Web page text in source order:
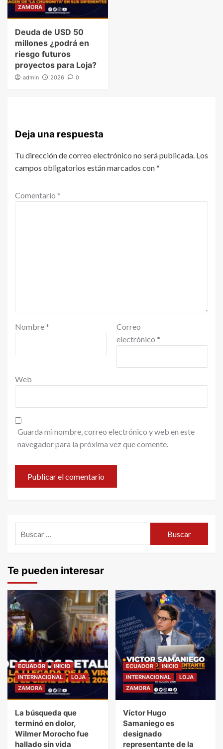
ZAMORA
Deuda de USD 50
millones ¿podrá en
riesgo futuros
proyectos para Loja?
admin 2026 0
Deja una respuesta
Tu dirección de correo electrónico no será publicada. Los
campos obligatorios están marcados con*
Comentario *
Nombre *
Correo
electrónico *
Web
Guarda mi nombre, correo electrónico y web en este
navegador para la próxima vez que comente.
Te pueden interesar
ECUADOR
INICIO
INTERNACIONAL
LOJA
ZAMORA
La búsqueda que
terminó en dolor,
Wilmer Morocho fue
hallado sin vida
ECUADOR
INICIO
INTERNACIONAL
LOJA
ZAMORA
Víctor Hugo
Samaniego es
designado
representante de la